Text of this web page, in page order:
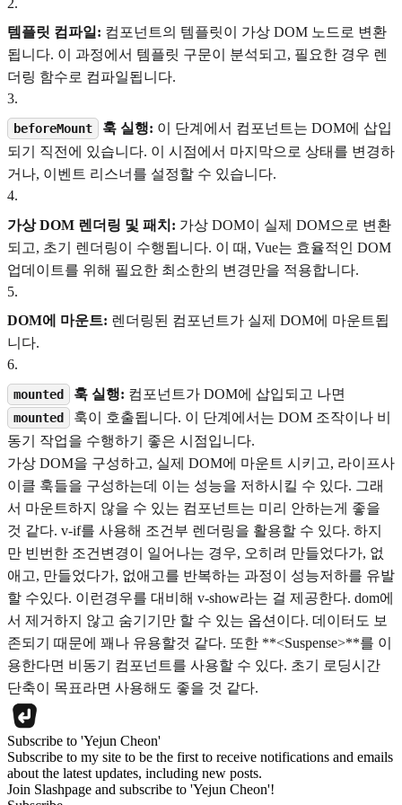
템플릿 컴파일: 컴포넌트의 템플릿이 가상 DOM 노드로 변환
됩니다. 이 과정에서 템플릿 구문이 분석되고, 필요한 경우 렌
더링 함수로 컴파일됩니다.
3.
beforeMount 훅 실행: 이 단계에서 컴포넌트는 DOM에 삽입
되기 직전에 있습니다. 이 시점에서 마지막으로 상태를 변경하
거나, 이벤트 리스너를 설정할 수 있습니다.
4.
가상 DOM 렌더링 및 패치: 가상 DOM이 실제 DOM으로 변환
되고, 초기 렌더링이 수행됩니다. 이 때, Vue는 효율적인 DOM
업데이트를 위해 필요한 최소한의 변경만을 적용합니다.
5.
DOM에 마운트: 렌더링된 컴포넌트가 실제 DOM에 마운트됩
니다.
6.
mounted 훅 실행: 컴포넌트가 DOM에 삽입되고 나면
mounted
훅이 호출됩니다. 이 단계에서는 DOM 조작이나 비
동기 작업을 수행하기 좋은 시점입니다.
가상 DOM을 구성하고, 실제 DOM에 마운트 시키고, 라이프사
이클 훅들을 구성하는데 이는 성능을 저하시킬 수 있다. 그래
서 마운트하지 않을 수 있는 컴포넌트는 미리 안하는게 좋을
것 같다. v-if를 사용해 조건부 렌더링을 활용할 수 있다. 하지
만 빈번한 조건변경이 일어나는 경우, 오히려 만들었다가, 없
애고, 만들었다가, 없애고를 반복하는 과정이 성능저하를 유발
할 수있다. 이런경우를 대비해 v-show라는 걸 제공한다. dom에
서 제거하지 않고 숨기기만 할 수 있는 옵션이다. 데이터도 보
존되기 때문에 꽤나 유용할것 같다. 또한 **<Suspense>**를 이
용한다면 비동기 컴포넌트를 사용할 수 있다. 초기 로딩시간
단축이 목표라면 사용해도 좋을 것 같다.
Subscribe to 'Yejun Cheon'
Subscribe to my site to be the first to receive notifications and emails
about the latest updates, including new posts.
Join Slashpage and subscribe to 'Yejun Cheon'!